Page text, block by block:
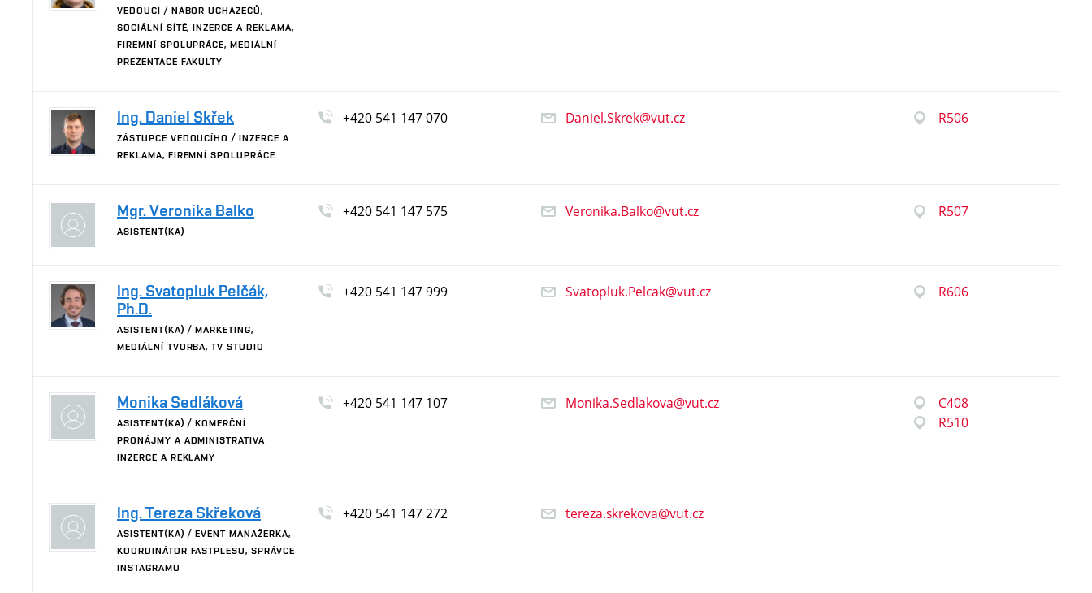
VEDOUCÍ / NÁBOR UCHAZEČŮ,
SOCIÁLNÍ SÍTĚ, INZERCE A REKLAMA,
FIREMNÍ SPOLUPRÁCE, MEDIÁLNÍ
PREZENTACE FAKULTY
Ing. Daniel Skřek
ZÁSTUPCE VEDOUCÍHO / INZERCE A
REKLAMA, FIREMNÍ SPOLUPRÁCE
+420541 147070 Daniel.Skrek@vut.cz R506
Mgr. Veronika Balko
ASISTENT(KA)
+420541 147575 Veronika.Balko@vut.cz R507
Ing. Svatopluk Pelčák,
Ph.D.
ASISTENT(KA) / MARKETING,
MEDIÁLNÍ TVORBA, TV STUDIO
+420541 147999 Svatopluk.Pelcak@vut.cz R606
Monika Sedláková
ASISTENT(KA) / KOMERČNÍ
PRONÁJMY A ADMINISTRATIVA
INZERCE A REKLAMY
+420541 147107 Monika.Sedlakova@vut.cz
C408
R510
Ing. Tereza Skřeková
ASISTENT(KA) / EVENT MANAŽERKA,
KOORDINÁTOR FASTPLESU, SPRÁVCE
INSTAGRAMU
+420541 147272 tereza.skrekova@vut.cz